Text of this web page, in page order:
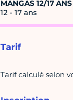
MANGAS 12/17 ANS
12 - 17 ans
Tarif
Tarif calculé selon